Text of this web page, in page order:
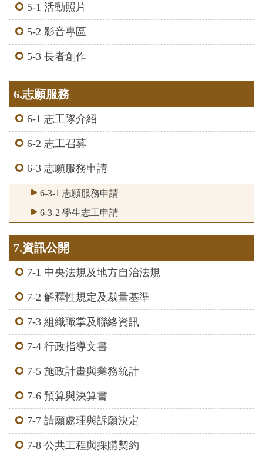
5-1 活動照片
5-2 影音專區
5-3 長者創作
6.志願服務
6-1 志工隊介紹
6-2 志工召募
6-3 志願服務申請
6-3-1 志願服務申請
6-3-2 學生志工申請
7.資訊公開
7-1 中央法規及地方自治法規
7-2 解釋性規定及裁量基準
7-3 組織職掌及聯絡資訊
7-4 行政指導文書
7-5 施政計畫與業務統計
7-6 預算與決算書
7-7 請願處理與訴願決定
7-8 公共工程與採購契約